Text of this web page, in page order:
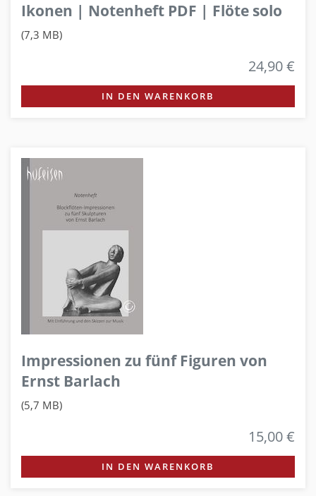
Ikonen | Notenheft PDF | Flöte solo
(7,3 MB)
24,90 €
IN DEN WARENKORB
Impressionen zu fünf Figuren von
Ernst Barlach
(5,7 MB)
15,00 €
IN DEN WARENKORB